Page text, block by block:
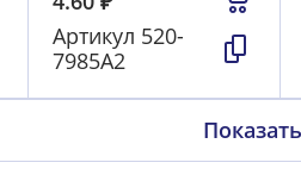
Артикул 520-
7985А2